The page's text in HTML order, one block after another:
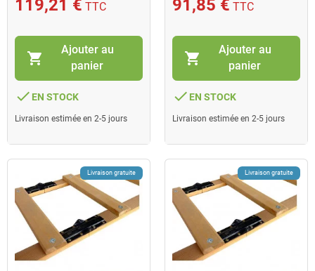
119,21 € TTC
shopping_cart
Ajouter au
panier
done EN STOCK
Livraison estimée en 2-5 jours
91,85 € TTC
shopping_cart
Ajouter au
panier
done EN STOCK
Livraison estimée en 2-5 jours
Livraison gratuite Livraison gratuite